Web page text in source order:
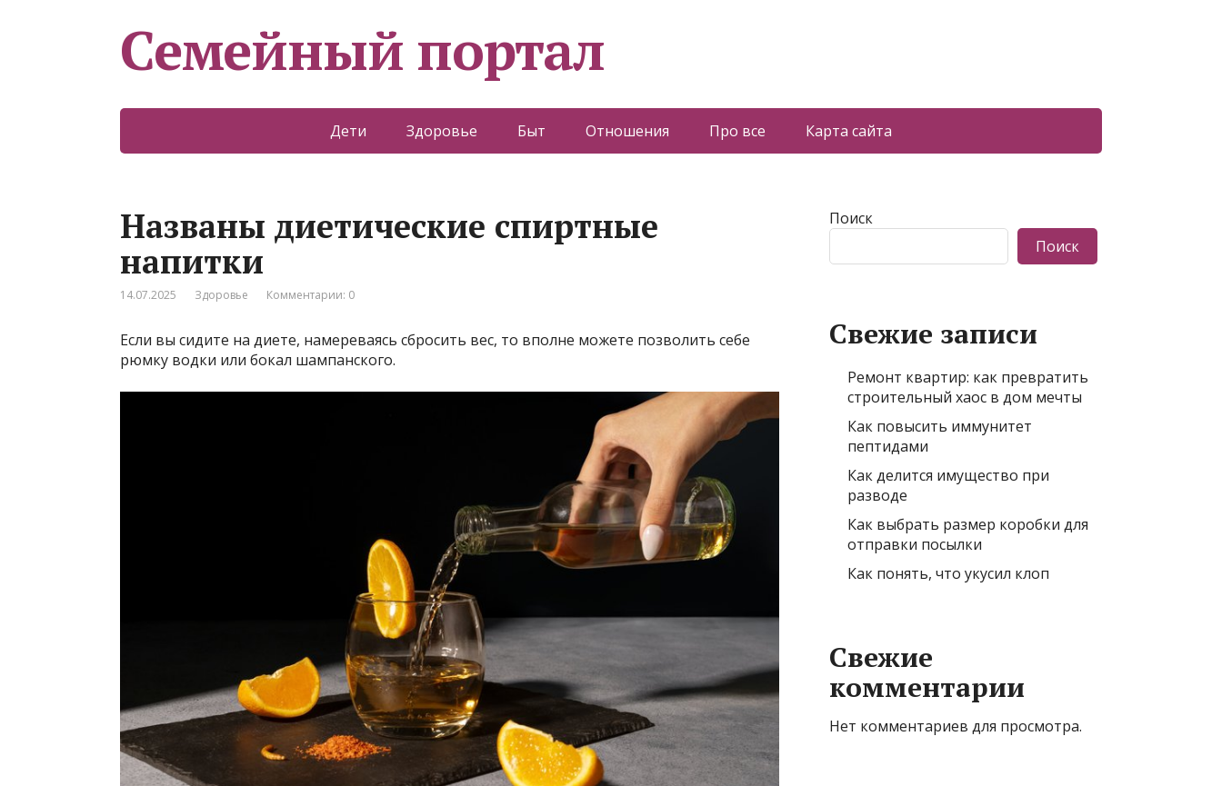
Семейный портал
Дети Здоровье Быт Отношения Про все Карта сайта
Названы диетические спиртные
напитки
14.07.2025 Здоровье Комментарии: 0
Если вы сидите на диете, намереваясь сбросить вес, то вполне можете позволить себе
рюмку водки или бокал шампанского.
Поиск
Поиск
Свежие записи
Ремонт квартир: как превратить
строительный хаос в дом мечты
Как повысить иммунитет
пептидами
Как делится имущество при
разводе
Как выбрать размер коробки для
отправки посылки
Как понять, что укусил клоп
Свежие
комментарии
Нет комментариев для просмотра.